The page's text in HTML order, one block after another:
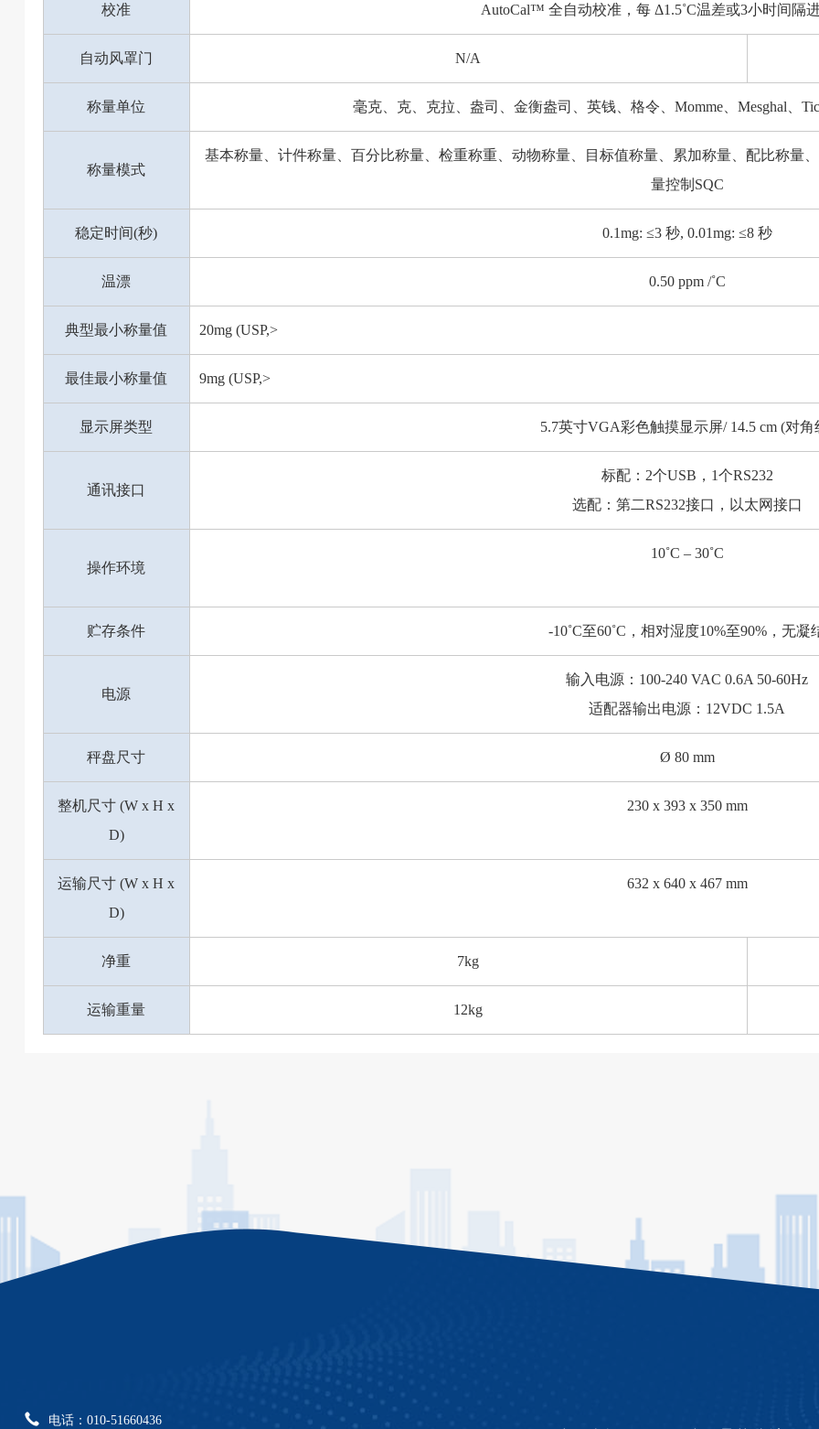
校准 AutoCal™ 全自动校准，每 Δ1.5˚C温差或3小时间隔
自动风罩门 N/A
称量单位 毫克、克、克拉、盎司、金衡盎司、英钱、格令、Momme、Mesghal、
称量模式
基本称量、计件称量、百分比称量、检重称重、动物称量、目标值称量、累加称量、配比称量
量控制SQC
稳定时间(秒) 0.1mg: ≤3 秒, 0.01mg: ≤8 秒
温漂 0.50 ppm /˚C
典型最小称量值 20mg (USP,>
最佳最小称量值 9mg (USP,>
显示屏类型 5.7英寸VGA彩色触摸显示屏/ 14.5 cm (对角
通讯接口
标配：2个USB，1个RS232
选配：第二RS232接口，以太网接口
操作环境
10˚C – 30˚C
贮存条件 -10˚C至60˚C，相对湿度10%至90%，无凝
电源
输入电源：100-240 VAC 0.6A 50-60Hz
适配器输出电源：12VDC 1.5A
秤盘尺寸 Ø 80 mm
整机尺寸 (W x H x
D)
230 x 393 x 350 mm
运输尺寸 (W x H x
D)
632 x 640 x 467 mm
净重 7kg
运输重量 12kg
电话：010-51660436